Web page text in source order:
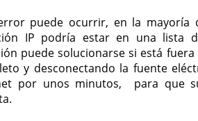
puede ocurrir, en la mayoría
IP podría estar en una lista
puede solucionarse si está
y desconectando la fuente
por unos minutos, para que